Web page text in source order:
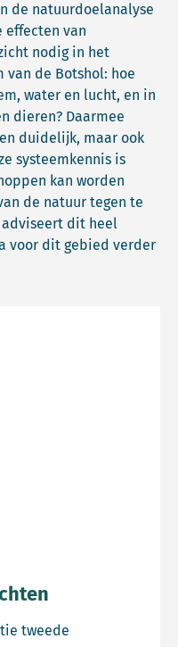
de natuurdoelanalyse
van
nodig in het
van de Botshol: hoe
water en lucht, en in
dieren? Daarmee
duidelijk, maar ook
systeemkennis is
kan worden
de natuur tegen te
adviseert dit heel
voor dit gebied verder
tweede